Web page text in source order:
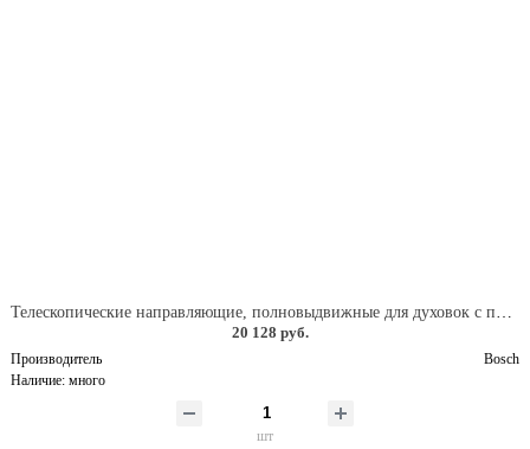
20 128 руб.
Производитель
Bosch
Наличие: много
шт